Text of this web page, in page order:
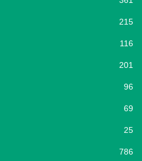
215
116
201
96
69
25
786